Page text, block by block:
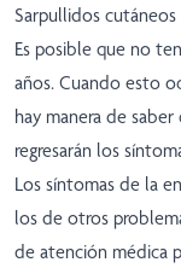
Sarpullidos cutáneos
Es posible que no
años. Cuando esto
hay manera de
regresarán los
Los síntomas de la
los de otros
de atención médica